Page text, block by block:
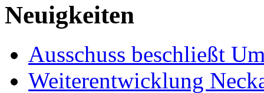
Neuigkeiten
Ausschuss beschließt
Weiterentwicklung